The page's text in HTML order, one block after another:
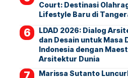
Court: Destinasi
Lifestyle Baru di
LDAD 2026: Dialog
dan Desain untuk Masa
Indonesia dengan
Arsitektur Dunia
Marissa Sutanto